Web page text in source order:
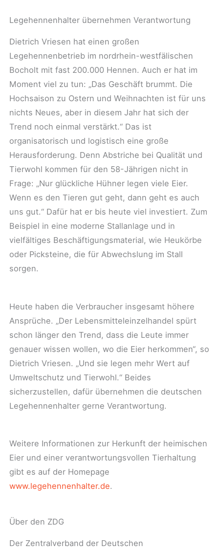
Legehennenhalter übernehmen Verantwortung
Dietrich Vriesen hat einen großen
Legehennenbetrieb im nordrhein-westfälischen
Bocholt mit fast 200.000 Hennen. Auch er hat im
Moment viel zu tun: „Das Geschäft brummt. Die
Hochsaison zu Ostern und Weihnachten ist für uns
nichts Neues, aber in diesem Jahr hat sich der
Trend noch einmal verstärkt.“ Das ist
organisatorisch und logistisch eine große
Herausforderung. Denn Abstriche bei Qualität und
Tierwohl kommen für den 58-Jährigen nicht in
Frage: „Nur glückliche Hühner legen viele Eier.
Wenn es den Tieren gut geht, dann geht es auch
uns gut.“ Dafür hat er bis heute viel investiert. Zum
Beispiel in eine moderne Stallanlage und in
vielfältiges Beschäftigungsmaterial, wie Heukörbe
oder Picksteine, die für Abwechslung im Stall
sorgen.
Heute haben die Verbraucher insgesamt höhere
Ansprüche. „Der Lebensmitteleinzelhandel spürt
schon länger den Trend, dass die Leute immer
genauer wissen wollen, wo die Eier herkommen“, so
Dietrich Vriesen. „Und sie legen mehr Wert auf
Umweltschutz und Tierwohl.“ Beides
sicherzustellen, dafür übernehmen die deutschen
Legehennenhalter gerne Verantwortung.
Weitere Informationen zur Herkunft der heimischen
Eier und einer verantwortungsvollen Tierhaltung
gibt es auf der Homepage
www.legehennenhalter.de.
Über den ZDG
Der Zentralverband der Deutschen